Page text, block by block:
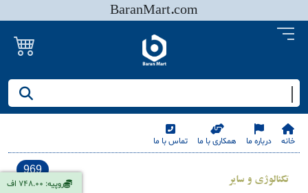
BaranMart.com
خانه درباره ما همکاری با ما تماس با ما
روپیه: 748.00 اف
969
تکنالوژی و سایر